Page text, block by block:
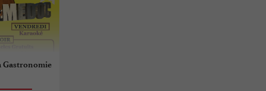
Gastronomie